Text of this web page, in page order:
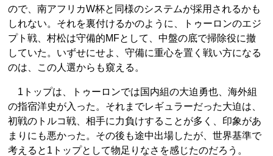
ので、南アフリカW杯と同様のシステムが採用されるかも
しれない。それを裏付けるかのように、トゥーロンのエジ
プト戦、村松は守備的MFとして、中盤の底で掃除役に撤
していた。いずせにせよ、守備に重心を置く戦い方になる
のは、この人選からも窺える。
1トップは、トゥーロンでは国内組の大迫勇也、海外組
の指宿洋史が入った。それまでレギュラーだった大迫は、
初戦のトルコ戦、相手に力負けすることが多く、印象があ
まりにも悪かった。その後も途中出場したが、世界基準で
考えると1トップとして物足りなさを感じたのだろう。